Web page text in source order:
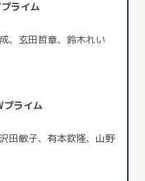
ライム
、玄田哲章、鈴木れい
ライム
田敏子、有本欽隆、山野